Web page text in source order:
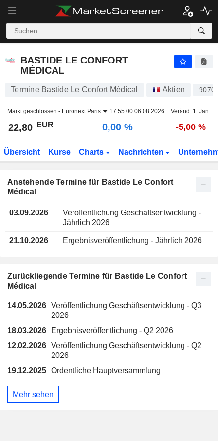
BASTIDE LE CONFORT MÉDICAL
BASTIDE LE CONFORT
MÉDICAL
Termine Bastide Le Confort Médical Aktien
Markt geschlossen - Euronext Paris 17:55:00 06.08.2026 Veränd. 1. Jan.
22,80 EUR 0,00 % -5,00 %
Übersicht Kurse Charts Nachrichten
Anstehende Termine für Bastide Le Confort
Médical
03.09.2026
Veröffentlichung Geschäftsentwicklung -
Jährlich 2026
21.10.2026 Ergebnisveröffentlichung - Jährlich 2026
Zurückliegende Termine für Bastide Le Confort
Médical
14.05.2026 Veröffentlichung Geschäftsentwicklung - Q3
2026
18.03.2026
Ergebnisveröffentlichung - Q2 2026
12.02.2026 Veröffentlichung Geschäftsentwicklung - Q2
2026
19.12.2025 Ordentliche Hauptversammlung
Mehr sehen